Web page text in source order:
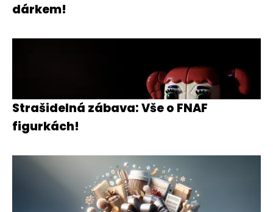
dárkem!
Strašidelná zábava: Vše o FNAF
figurkách!